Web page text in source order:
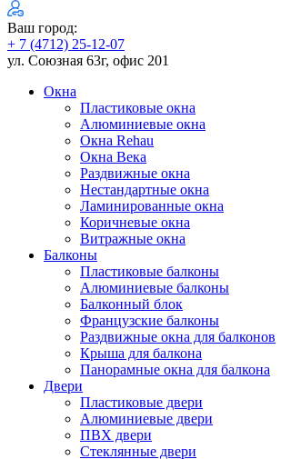
Ваш город:
+ 7 (4712) 25-12-07
ул. Союзная 63г, офис 201
Окна
Пластиковые окна
Алюминиевые окна
Окна Rehau
Окна Века
Раздвижные окна
Нестандартные окна
Ламинированные окна
Коричневые окна
Витражные окна
Балконы
Пластиковые балконы
Алюминиевые балконы
Балконный блок
Французские балконы
Раздвижные окна для балконов
Крыша для балкона
Панорамные окна для балкона
Двери
Пластиковые двери
Алюминиевые двери
ПВХ двери
Стеклянные двери